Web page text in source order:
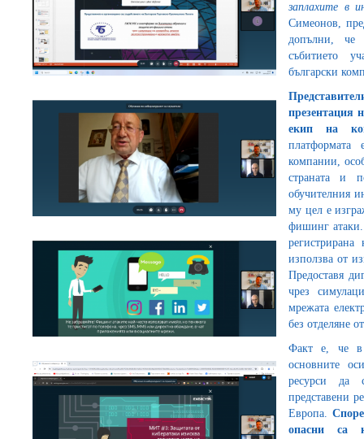
заплахите в
Симеонов,
допълни, че
събитието
български
презентация
екип на
платформата
компании,
страната и
обучителния
му цел е
фишинг атаки.
използва от
Предоставя
чрез
мрежата
без отделяне
Факт е, че в
основните
ресурси да
представени
Европа.
опасни са